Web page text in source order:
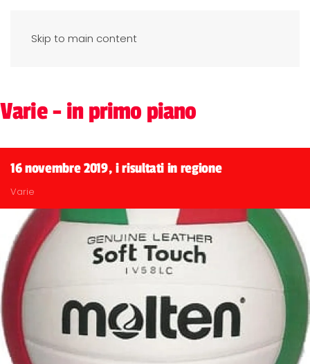
Skip to main content
Varie - in primo piano
16 novembre 2019, i risultati in regione
Varie